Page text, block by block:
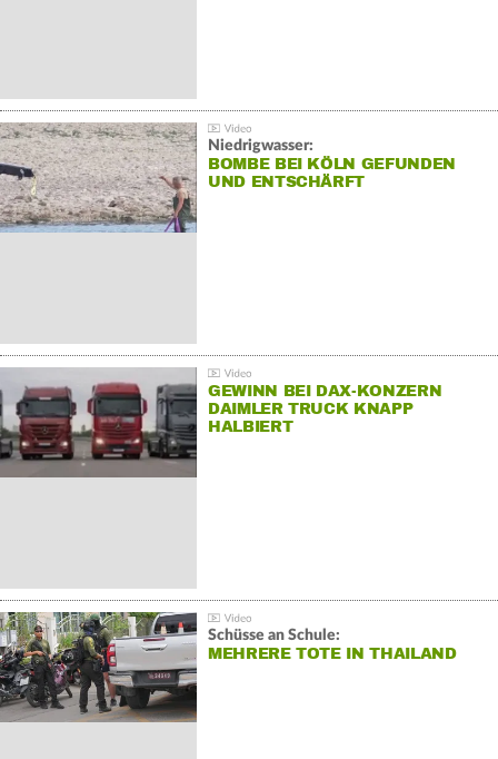
Niedrigwasser:
BOMBE BEI KÖLN GEFUNDEN
UND ENTSCHÄRFT
GEWINN BEI DAX-KONZERN
DAIMLER TRUCK KNAPP
HALBIERT
Schüsse an Schule:
MEHRERE TOTE IN THAILAND